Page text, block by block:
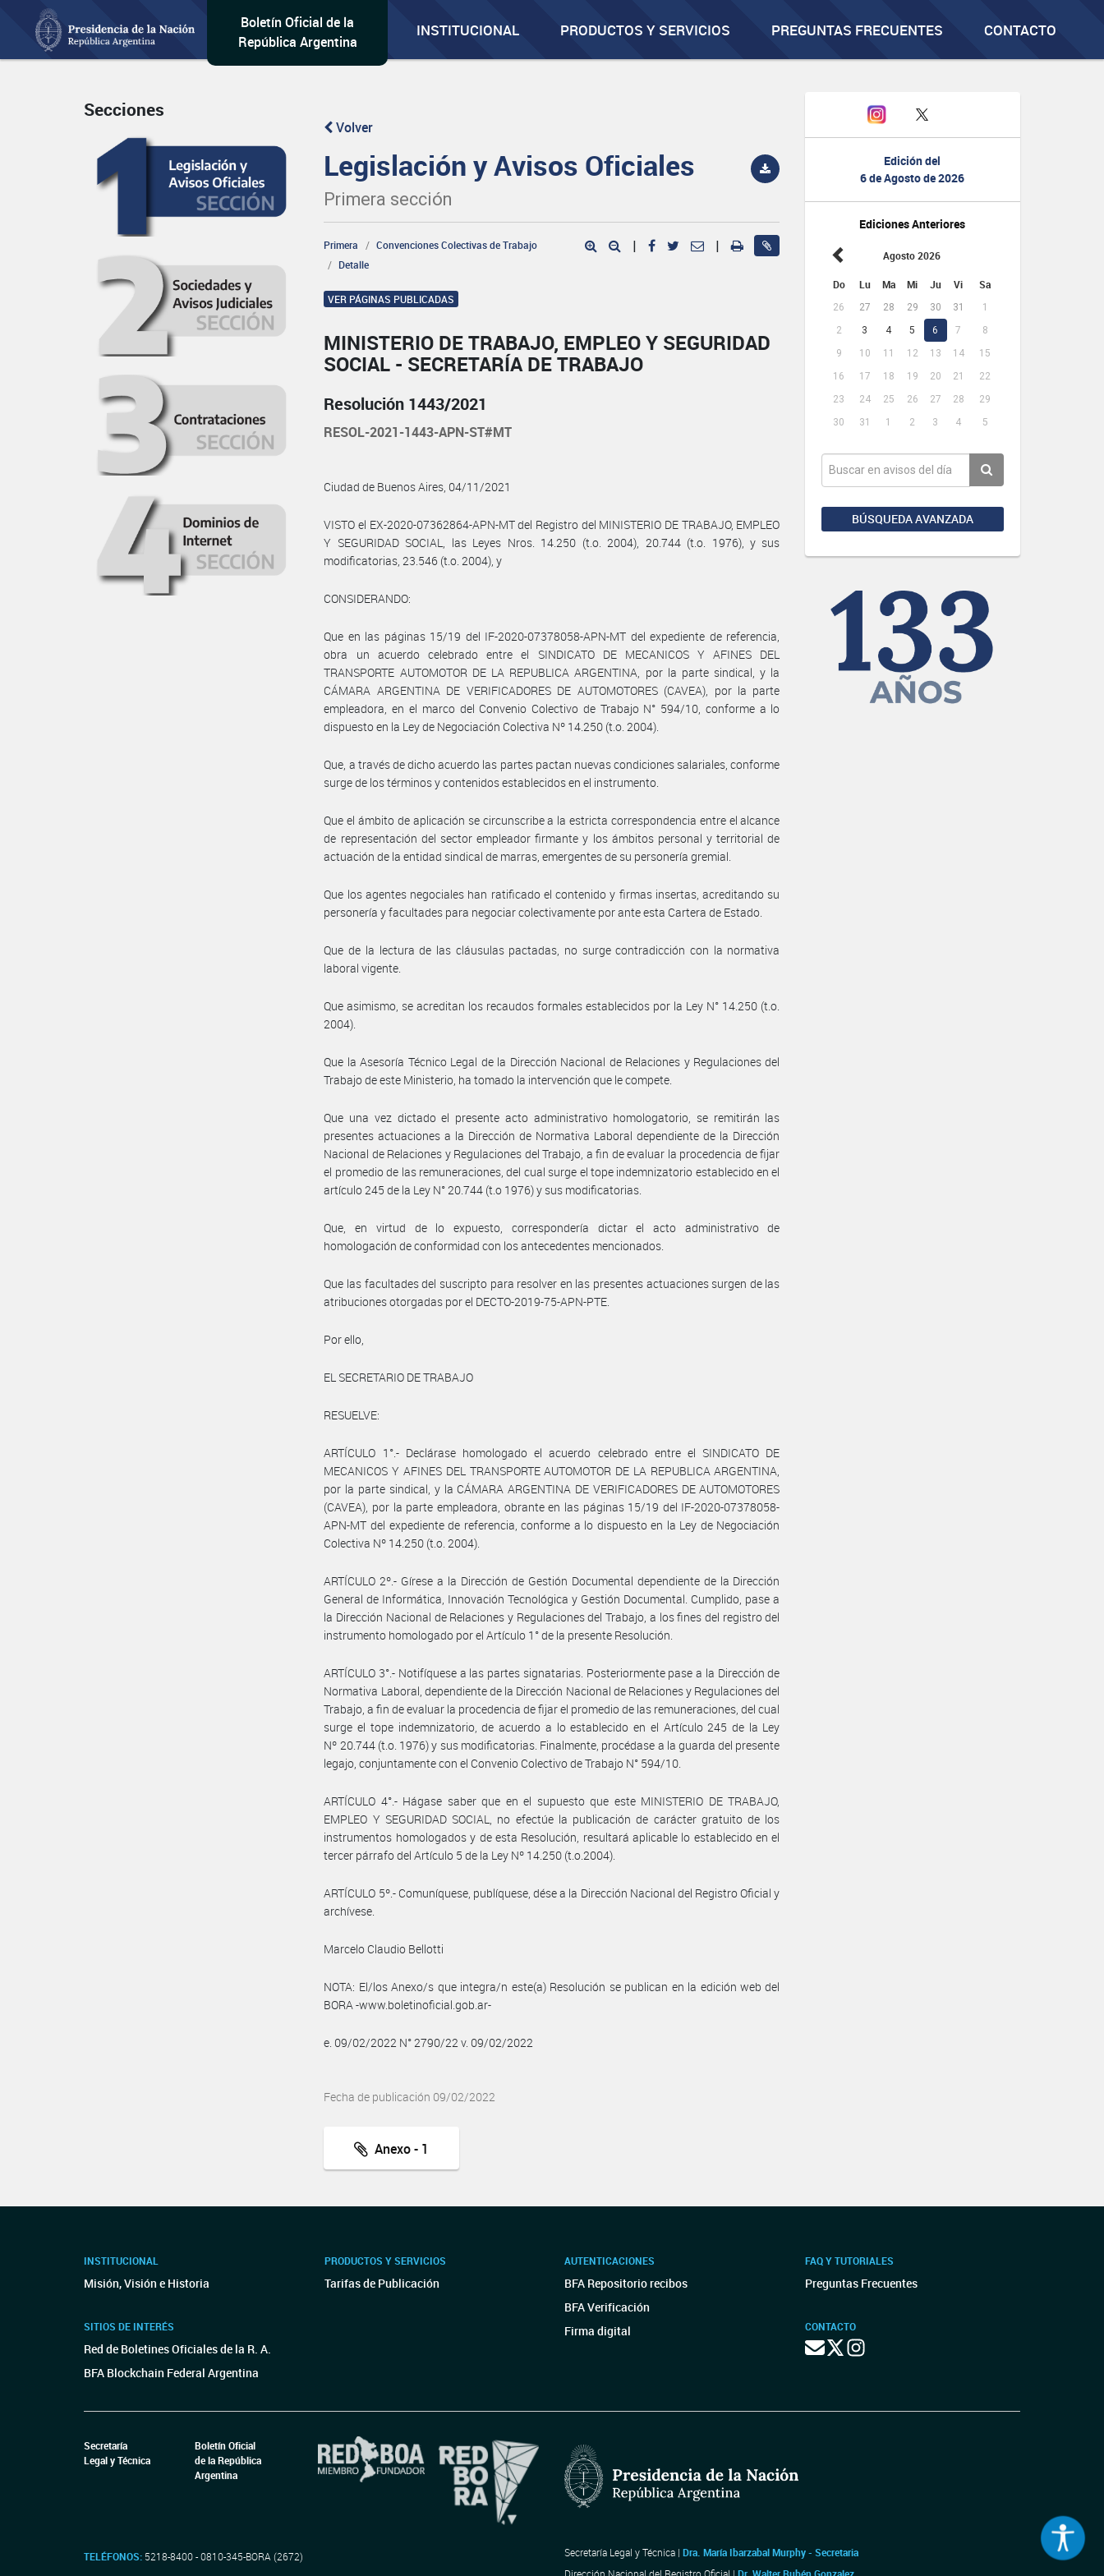
Boletín Oficial de la
República Argentina
INSTITUCIONAL PRODUCTOS Y SERVICIOS PREGUNTAS FRECUENTES CONTACTO
Edición del
6 de Agosto de 2026
Ediciones Anteriores
Agosto 2026
Do Lu Ma Mi Ju Vi Sa
26 27 28 29 30 31
1
2
3 4 5 6 7
8
9
10 11 12 13 14
15
16
17 18 19 20 21
22
23
24 25 26 27 28
29
30
31 1 2 3 4 5
BÚSQUEDA AVANZADA
Secciones
Volver
Legislación y Avisos Oficiales
Primera sección
Primera
Convenciones Colectivas de Trabajo
Detalle
| |
VER PÁGINAS PUBLICADAS
MINISTERIO DE TRABAJO, EMPLEO Y SEGURIDAD
SOCIAL - SECRETARÍA DE TRABAJO
Resolución 1443/2021
RESOL-2021-1443-APN-ST#MT
Ciudad de Buenos Aires, 04/11/2021
VISTO el EX-2020-07362864-APN-MT del Registro del MINISTERIO DE TRABAJO, EMPLEO
Y SEGURIDAD SOCIAL, las Leyes Nros. 14.250 (t.o. 2004), 20.744 (t.o. 1976), y sus
modificatorias, 23.546 (t.o. 2004), y
CONSIDERANDO:
Que en las páginas 15/19 del IF-2020-07378058-APN-MT del expediente de referencia,
obra un acuerdo celebrado entre el SINDICATO DE MECANICOS Y AFINES DEL
TRANSPORTE AUTOMOTOR DE LA REPUBLICA ARGENTINA, por la parte sindical, y la
CÁMARA ARGENTINA DE VERIFICADORES DE AUTOMOTORES (CAVEA), por la parte
empleadora, en el marco del Convenio Colectivo de Trabajo N° 594/10, conforme a lo
dispuesto en la Ley de Negociación Colectiva Nº 14.250 (t.o. 2004).
Que, a través de dicho acuerdo las partes pactan nuevas condiciones salariales, conforme
surge de los términos y contenidos establecidos en el instrumento.
Que el ámbito de aplicación se circunscribe a la estricta correspondencia entre el alcance
de representación del sector empleador firmante y los ámbitos personal y territorial de
actuación de la entidad sindical de marras, emergentes de su personería gremial.
Que los agentes negociales han ratificado el contenido y firmas insertas, acreditando su
personería y facultades para negociar colectivamente por ante esta Cartera de Estado.
Que de la lectura de las cláusulas pactadas, no surge contradicción con la normativa
laboral vigente.
Que asimismo, se acreditan los recaudos formales establecidos por la Ley N° 14.250 (t.o.
2004).
Que la Asesoría Técnico Legal de la Dirección Nacional de Relaciones y Regulaciones del
Trabajo de este Ministerio, ha tomado la intervención que le compete.
Que una vez dictado el presente acto administrativo homologatorio, se remitirán las
presentes actuaciones a la Dirección de Normativa Laboral dependiente de la Dirección
Nacional de Relaciones y Regulaciones del Trabajo, a fin de evaluar la procedencia de fijar
el promedio de las remuneraciones, del cual surge el tope indemnizatorio establecido en el
artículo 245 de la Ley N° 20.744 (t.o 1976) y sus modificatorias.
Que, en virtud de lo expuesto, correspondería dictar el acto administrativo de
homologación de conformidad con los antecedentes mencionados.
Que las facultades del suscripto para resolver en las presentes actuaciones surgen de las
atribuciones otorgadas por el DECTO-2019-75-APN-PTE.
Por ello,
EL SECRETARIO DE TRABAJO
RESUELVE:
ARTÍCULO 1°.- Declárase homologado el acuerdo celebrado entre el SINDICATO DE
MECANICOS Y AFINES DEL TRANSPORTE AUTOMOTOR DE LA REPUBLICA ARGENTINA,
por la parte sindical, y la CÁMARA ARGENTINA DE VERIFICADORES DE AUTOMOTORES
(CAVEA), por la parte empleadora, obrante en las páginas 15/19 del IF-2020-07378058-
APN-MT del expediente de referencia, conforme a lo dispuesto en la Ley de Negociación
Colectiva Nº 14.250 (t.o. 2004).
ARTÍCULO 2º.- Gírese a la Dirección de Gestión Documental dependiente de la Dirección
General de Informática, Innovación Tecnológica y Gestión Documental. Cumplido, pase a
la Dirección Nacional de Relaciones y Regulaciones del Trabajo, a los fines del registro del
instrumento homologado por el Artículo 1° de la presente Resolución.
ARTÍCULO 3°.- Notifíquese a las partes signatarias. Posteriormente pase a la Dirección de
Normativa Laboral, dependiente de la Dirección Nacional de Relaciones y Regulaciones del
Trabajo, a fin de evaluar la procedencia de fijar el promedio de las remuneraciones, del cual
surge el tope indemnizatorio, de acuerdo a lo establecido en el Artículo 245 de la Ley
Nº 20.744 (t.o. 1976) y sus modificatorias. Finalmente, procédase a la guarda del presente
legajo, conjuntamente con el Convenio Colectivo de Trabajo N° 594/10.
ARTÍCULO 4°.- Hágase saber que en el supuesto que este MINISTERIO DE TRABAJO,
EMPLEO Y SEGURIDAD SOCIAL, no efectúe la publicación de carácter gratuito de los
instrumentos homologados y de esta Resolución, resultará aplicable lo establecido en el
tercer párrafo del Artículo 5 de la Ley Nº 14.250 (t.o.2004).
ARTÍCULO 5º.- Comuníquese, publíquese, dése a la Dirección Nacional del Registro Oficial y
archívese.
Marcelo Claudio Bellotti
NOTA: El/los Anexo/s que integra/n este(a) Resolución se publican en la edición web del
BORA -www.boletinoficial.gob.ar-
e. 09/02/2022 N° 2790/22 v. 09/02/2022
Fecha de publicación 09/02/2022
Anexo - 1
INSTITUCIONAL
Misión, Visión e Historia
SITIOS DE INTERÉS
Red de Boletines Oficiales de la R. A.
BFA Blockchain Federal Argentina
PRODUCTOS Y SERVICIOS
Tarifas de Publicación
AUTENTICACIONES
BFA Repositorio recibos
BFA Verificación
Firma digital
FAQ Y TUTORIALES
Preguntas Frecuentes
CONTACTO
Secretaría
Legal y Técnica
Boletín Oficial
de la República
Argentina
TELÉFONOS: 5218-8400 - 0810-345-BORA (2672)
Secretaría Legal y Técnica | Dra. María Ibarzabal Murphy - Secretaria
Dirección Nacional del Registro Oficial | Dr. Walter Rubén Gonzalez